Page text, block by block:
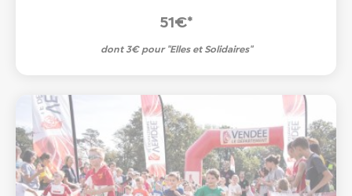
51€*
dont 3€ pour "Elles et Solidaires"